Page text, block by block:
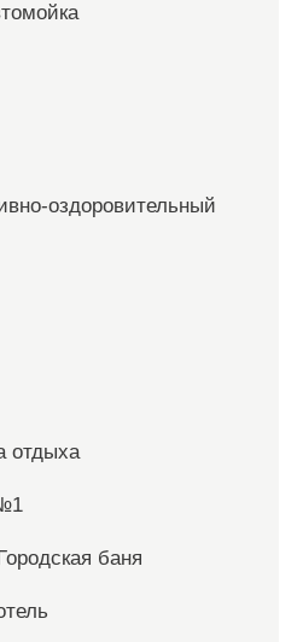
оздоровительный
отдыха
баня